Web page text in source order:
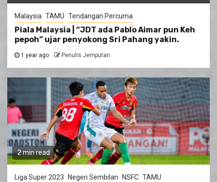
Malaysia TAMU Tendangan Percuma
Piala Malaysia | “JDT ada Pablo Aimar pun Keh
pepoh” ujar penyokong Sri Pahang yakin.
1 year ago Penulis Jemputan
2 min read
Liga Super 2023 Negeri Sembilan NSFC TAMU